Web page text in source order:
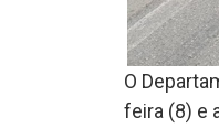
O
feira (8) e